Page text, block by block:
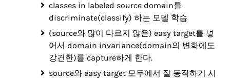
classes in labeled source domain를
discriminate(classify) 하는 모델 학습
(source와 많이 다르지 않은) easy target를 넣
어서 domain invariance(domain의 변화에도
강건한)를 capture하게 한다.
source와 easy target 모두에서 잘 동작하기 시